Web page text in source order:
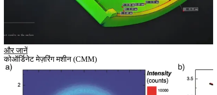
और जानें
कोऑर्डिनेट मेज़रिंग मशीन (CMM)